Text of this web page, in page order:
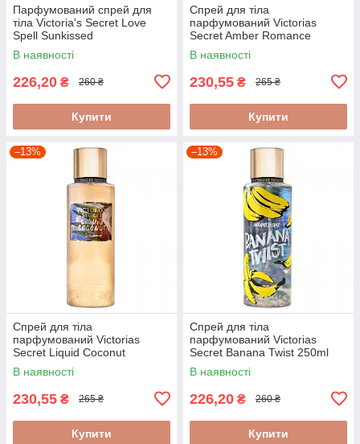
Парфумований спрей для
тіла Victoria's Secret Love
Spell Sunkissed
В наявності
226,20 ₴ 260 ₴
Купити
Спрей для тіла
парфумований Victorias
Secret Amber Romance
Shimmer 250 мл
В наявності
230,55 ₴ 265 ₴
Купити
–13%
Спрей для тіла
парфумований Victorias
Secret Liquid Coconut
Shimmer 250 мл
В наявності
230,55 ₴ 265 ₴
Купити
–13%
Спрей для тіла
парфумований Victorias
Secret Banana Twist 250ml
В наявності
226,20 ₴ 260 ₴
Купити